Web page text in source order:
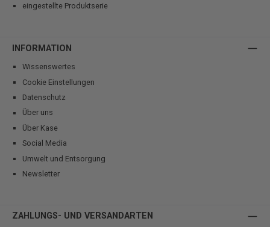
eingestellte Produktserie
INFORMATION
Wissenswertes
Cookie Einstellungen
Datenschutz
Über uns
Über Kase
Social Media
Umwelt und Entsorgung
Newsletter
ZAHLUNGS- UND VERSANDARTEN